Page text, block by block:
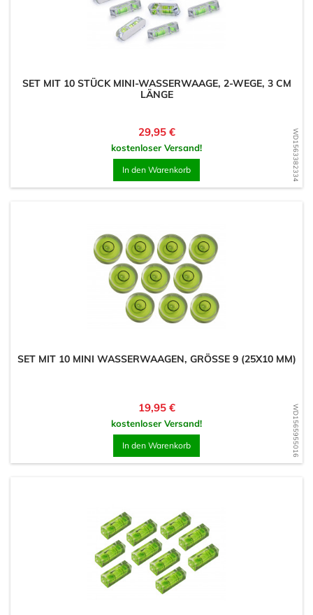
WD1563382334
SET MIT 10 STÜCK MINI-WASSERWAAGE, 2-WEGE, 3 CM
LÄNGE
Preis
29,95 €
kostenloser Versand!
In den Warenkorb
WD1565955016
SET MIT 10 MINI WASSERWAAGEN, GRÖSSE 9 (25X10 MM)
Preis
19,95 €
kostenloser Versand!
In den Warenkorb